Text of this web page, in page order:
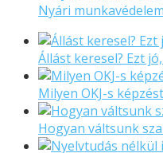
Nyári
Állást keresel? Ezt
Milyen OKJ-s
Hogyan váltsunk